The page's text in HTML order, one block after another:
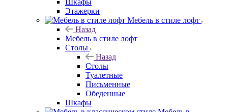
Шкафы
Этажерки
Мебель в стиле лофт
Назад
Мебель в стиле лофт
Столы
Назад
Столы
Туалетные
Письменные
Обеденные
Шкафы